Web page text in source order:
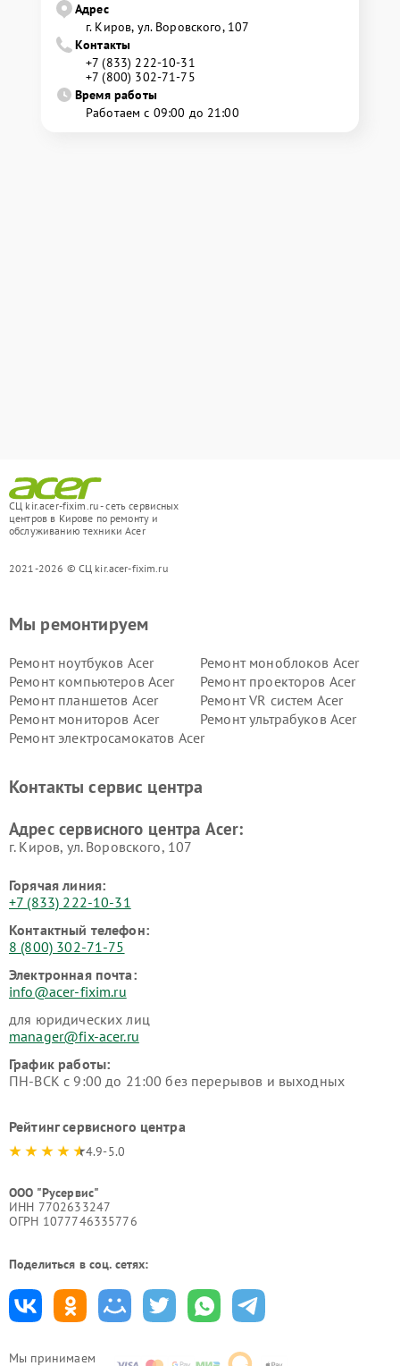
Адрес
г. Киров, ул. Воровского, 107
Контакты
+7 (833) 222-10-31
+7 (800) 302-71-75
Время работы
Работаем с 09:00 до 21:00
СЦ kir.acer-fixim.ru - сеть сервисных
центров в Кирове по ремонту и
обслуживанию техники Acer
2021-2026 © СЦ kir.acer-fixim.ru
Мы принимаем
Мы ремонтируем
Ремонт ноутбуков Acer
Ремонт моноблоков Acer
Ремонт компьютеров Acer
Ремонт проекторов Acer
Ремонт планшетов Acer
Ремонт VR систем Acer
Ремонт мониторов Acer
Ремонт ультрабуков Acer
Ремонт электросамокатов Acer
Контакты сервис центра
Адрес сервисного центра Acer:
г. Киров, ул. Воровского, 107
Горячая линия:
+7 (833) 222-10-31
Контактный телефон:
8 (800) 302-71-75
Электронная почта:
info@acer-fixim.ru
для юридических лиц
manager@fix-acer.ru
График работы:
ПН-ВСК с 9:00 до 21:00 без перерывов и выходных
Рейтинг сервисного центра
4.9-5.0
ООО "Русервис"
ИНН 7702633247
ОГРН 1077746335776
Поделиться в соц. сетях: